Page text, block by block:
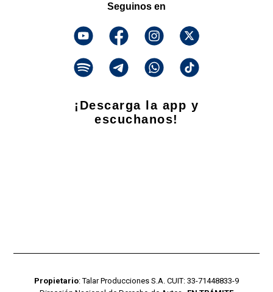
Seguinos en
¡Descarga la app y
escuchanos!
Propietario: Talar Producciones S.A. CUIT: 33-71448833-9